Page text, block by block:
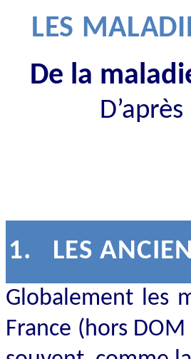
LES
De la
1. LES
Globalement les
France (hors